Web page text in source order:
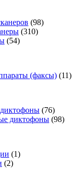
(98)
(310)
(54)
(факсы) (11)
(76)
диктофоны (98)
(1)
(2)